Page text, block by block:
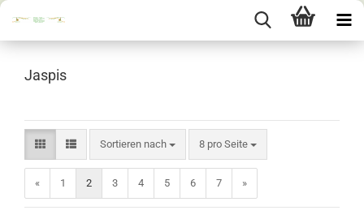
Jaspis
Sortieren nach
Sortieren nach 8 pro Seite
pro Seite
« 1 2 3 4 5 6 7 »